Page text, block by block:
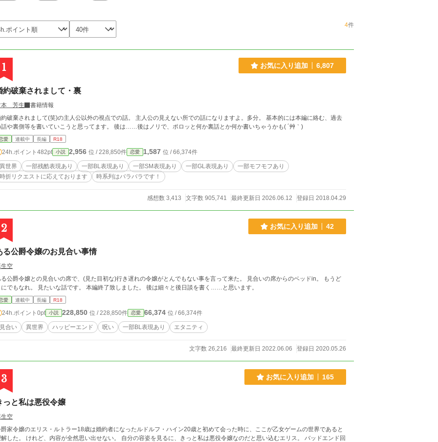
4件
1 お気に入り追加 6,807
約破棄されまして・裏
本 芳生
書籍情報
破棄されまして(笑)の主人公以外の視点での話。 主人公の見えない所での話になりますよ。多分。 基本的には本編に絡む、過去
の話や裏側等を書いていこうと思ってます。 後は……後はノリで、ポロッと何か裏話とか何か書いちゃうかも( ´艸｀)
愛 連載中 長編 R18
24h.ポイント 482pt 小説 2,956 位 / 228,850件 恋愛 1,587 位 / 66,374件
異世界 一部残酷表現あり 一部BL表現あり 一部SM表現あり 一部GL表現あり
一部モフモフあり
時折リクエストに応えております
時系列はバラバラです！
感想数 3,413 文字数 905,741 最終更新日 2026.06.12 登録日 2018.04.29
2 お気に入り追加 42
る公爵令嬢のお見合い事情
空
公爵令嬢との見合いの席で、(見た目初な)行き遅れの令嬢がとんでもない事を言って来た。 見合いの席からのベッドin。 もうど
うにでもなれ。 見たいな話です。 本編終了致しました。 後は細々と後日談を書く……と思います。
愛 連載中 長編 R18
24h.ポイント 0pt 小説 228,850 位 / 228,850件 恋愛 66,374 位 / 66,374件
見合い 異世界 ハッピーエンド 呪い 一部BL表現あり エタニティ
文字数 26,216 最終更新日 2022.06.06 登録日 2020.05.26
3 お気に入り追加 165
っと私は悪役令嬢
空
家令嬢のエリス・ルトラー18歳は婚約者になったルドルフ・ハイン20歳と初めて会った時に、ここが乙女ゲームの世界であると
然思い出せない。 自分の容姿を見るに、きっと私は悪役令嬢なのだと思い込むエリス。 バッドエンド回